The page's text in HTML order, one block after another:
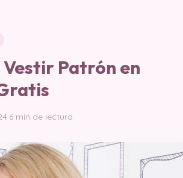
Patrón en
·6 min de lectura